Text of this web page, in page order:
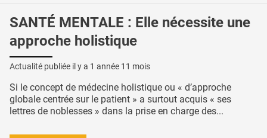
SANTÉ MENTALE : Elle nécessite une
approche holistique
Actualité publiée il y a 1 année 11 mois
Si le concept de médecine holistique ou « d’approche
globale centrée sur le patient » a surtout acquis « ses
lettres de noblesses » dans la prise en charge des...